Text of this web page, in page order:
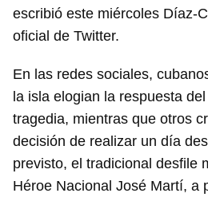
escribió este miércoles Díaz-
oficial de Twitter.
En las redes sociales,
la isla elogian la respuesta
tragedia, mientras que otros
decisión de realizar un día
previsto, el tradicional desfile
Héroe Nacional José Martí, a